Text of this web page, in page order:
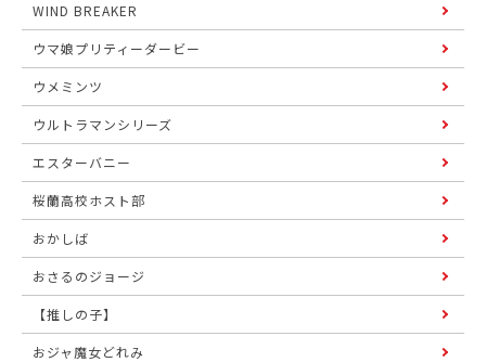
WIND BREAKER
ウマ娘プリティーダービー
ウメミンツ
ウルトラマンシリーズ
エスターバニー
桜蘭高校ホスト部
おかしば
おさるのジョージ
【推しの子】
おジャ魔女どれみ